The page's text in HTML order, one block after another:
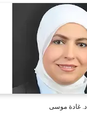
د. غادة موسى